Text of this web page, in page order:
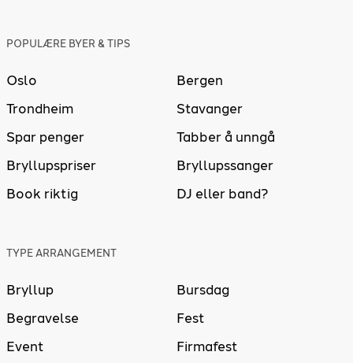
POPULÆRE BYER & TIPS
Oslo
Bergen
Trondheim
Stavanger
Spar penger
Tabber å unngå
Bryllupspriser
Bryllupssanger
Book riktig
DJ eller band?
TYPE ARRANGEMENT
Bryllup
Bursdag
Begravelse
Fest
Event
Firmafest